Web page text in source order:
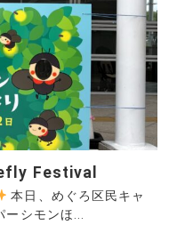
Festival
本日、めぐろ区民キャ
シモンほ...